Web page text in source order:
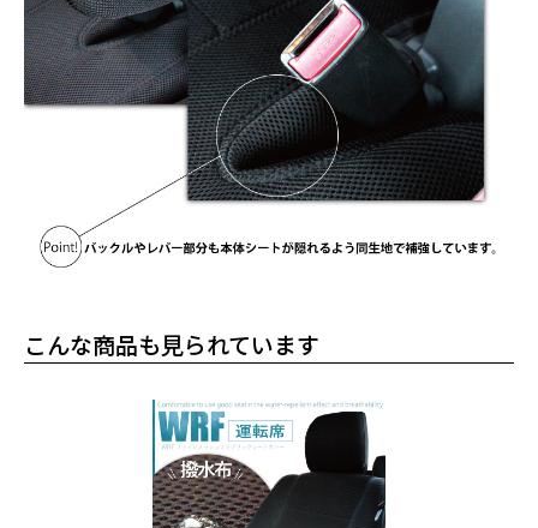
こんな商品も見られています